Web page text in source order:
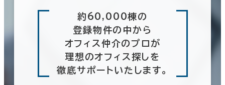
約60,000棟の
登録物件の中から
オフィス仲介のプロが
理想のオフィス探しを
徹底サポートいたします。